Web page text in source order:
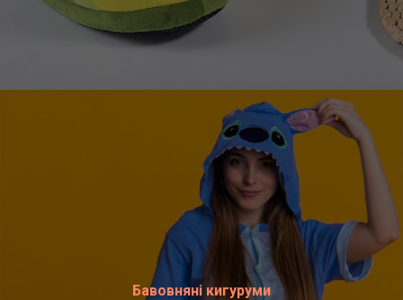
Бавовняні кигуруми